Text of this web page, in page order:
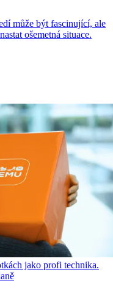
může být fascinující, ale
ošemetná situace.
jako profi technika.